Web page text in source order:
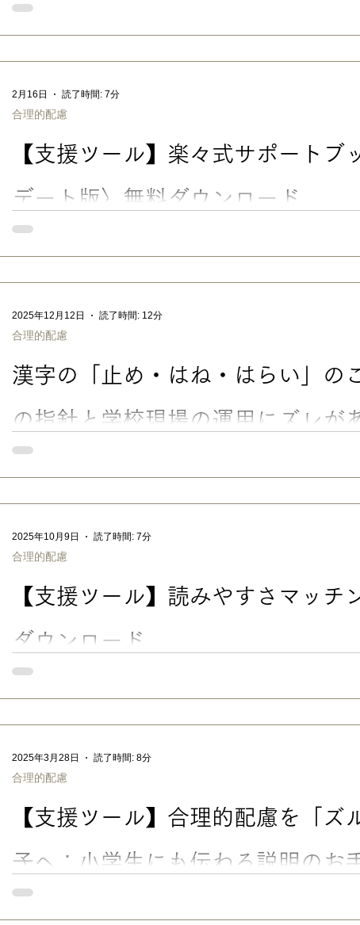
いかわからない」という、家庭と学校の連携や合理的配慮の伝え方
渡しに…… お子さんが自分のことを自分の言葉で伝えられるように
唯一無二の実践ガイドブックだと自負しています。 ■「先生に、うち
ことをもっと理解してほしい」 「担任の先生に合理的配慮をお願い
らない」 「学校との連携がうまくいかない」 といったお悩みに応え
【支援ツール】楽々式サポートブ
デート版〉無料ダウンロード
した、楽々かあさんオリジナル・フォーマットが、より使いやすく
り使いやすくした 〈アップデート版〉 として、制作・一般公開して
ても買わなくても、 合同出版さんの特設サイトより 、 どなたでも無
通常学級で学ぶ発達障害・グレーゾーンの子を育てるご家庭を想定
携に特化した、独自の工夫が満載の、楽々かあさんオリジナル・フ
合理的配慮
2月16日 読了時間: 7分
漢字の「止め・はね・はらい」の
の指針と学校現場の運用にズレが
「止め・はね・はらい」のことは、うちの長男も何度もぶつかって
た。 この記事では、 「添削指導が細かすぎる担任の先生に当たって
の採点が厳しくて納得できない」 「受験での影響が不安」 ……などと
宿題・テスト・受験でのハードルにも ■ 文化庁の指針：「字体が正しければ、字形の違いは誤
りと考えなくてよい」 ■ もしも、担任の先生が漢字の「トメ・ハネ・
合理的配慮
2025年12月12日 読了時間: 12分
【支援ツール】読みやすさマッチ
ダウンロード
障害のある子の参考書・問題集選びや、合理的配慮をお願いする際
が一定ではなく、特にトメ・ハネ・ハライの尖った三角部分や濁点な
しやすい傾向があるようです。 ややLD傾向があった長男も、小学校
よ〜😭」 と泣いてたので、やる気の問題ではなくて、本当に違いが
思います。 このように、フォントによって、読みやすい/読みにくい
合理的配慮
2025年10月9日 読了時間: 7分
【支援ツール】合理的配慮を「ズ
子へ：小学生にも伝わる説明のお
発達障害のある子への学校での合理的配慮に対し、クラスの子ども
合理的配慮
2025年3月28日 読了時間: 8分